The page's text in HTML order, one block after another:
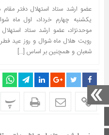
عضو ارشد ستاد استهلال دفتر
یکشنبه چهارم خرداد، اول ماه
موحدنژاد، عضو ارشد ستاد
رویت هلال ماه شوال و روز عید فطر
شعبان و همچنین بر اساس […]
پ